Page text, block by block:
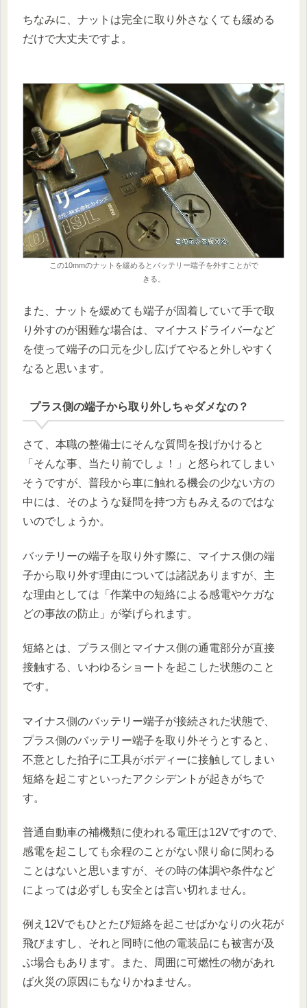
ちなみに、ナットは完全に取り外さなくても緩める
だけで大丈夫ですよ。
この10mmのナットを緩めるとバッテリー端子を外すことがで
きる。
また、ナットを緩めても端子が固着していて手で取
り外すのが困難な場合は、マイナスドライバーなど
を使って端子の口元を少し広げてやると外しやすく
なると思います。
プラス側の端子から取り外しちゃダメなの？
さて、本職の整備士にそんな質問を投げかけると
「そんな事、当たり前でしょ！」と怒られてしまい
そうですが、普段から車に触れる機会の少ない方の
中には、そのような疑問を持つ方もみえるのではな
いのでしょうか。
バッテリーの端子を取り外す際に、マイナス側の端
子から取り外す理由については諸説ありますが、主
な理由としては「作業中の短絡による感電やケガな
どの事故の防止」が挙げられます。
短絡とは、プラス側とマイナス側の通電部分が直接
接触する、いわゆるショートを起こした状態のこと
です。
マイナス側のバッテリー端子が接続された状態で、
プラス側のバッテリー端子を取り外そうとすると、
不意とした拍子に工具がボディーに接触してしまい
短絡を起こすといったアクシデントが起きがちで
す。
普通自動車の補機類に使われる電圧は12Vですので、
感電を起こしても余程のことがない限り命に関わる
ことはないと思いますが、その時の体調や条件など
によっては必ずしも安全とは言い切れません。
例え12Vでもひとたび短絡を起こせばかなりの火花が
飛びますし、それと同時に他の電装品にも被害が及
ぶ場合もあります。また、周囲に可燃性の物があれ
ば火災の原因にもなりかねません。